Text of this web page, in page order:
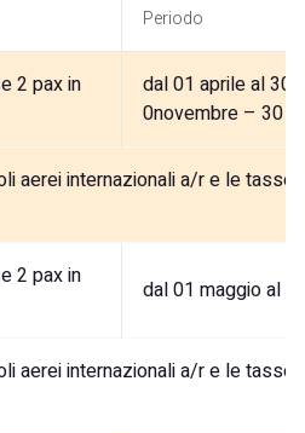
Periodo
2 pax in
dal 01 aprile al 30
0novembre – 30
aerei internazionali a/r e le
2 pax in
dal 01 maggio al
aerei internazionali a/r e le